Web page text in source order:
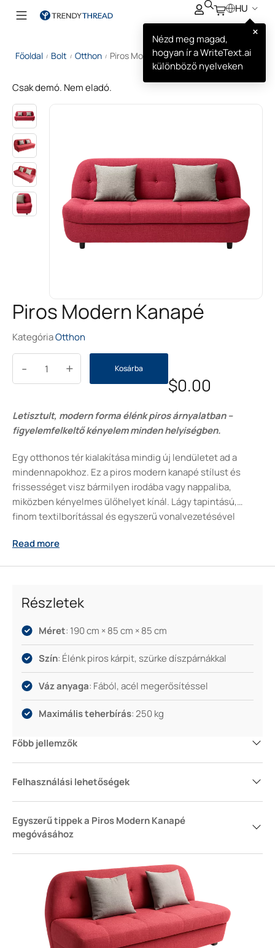
HU
×
Nézd meg magad,
hogyan ír a WriteText.ai
különböző nyelveken
Főoldal / Bolt / Otthon / Piros Modern Kanapé
Csak demó. Nem eladó.
Piros Modern Kanapé
KategóriaOtthon
+
- Kosárba
$0.00
Letisztult, modern forma élénk piros árnyalatban –
figyelemfelkeltő kényelem minden helyiségben.
Egy otthonos tér kialakítása mindig új lendületet ad a
mindennapokhoz. Ez a piros modern kanapé stílust és
frissességet visz bármilyen irodába vagy nappaliba,
miközben kényelmes ülőhelyet kínál. Lágy tapintású,
finom textilborítással és egyszerű vonalvezetésével
visszafogott díszpárna harmonikus egyensúlyt teremt, így
Read more
Részletek
Méret: 190 cm × 85 cm × 85 cm
Szín: Élénk piros kárpit, szürke díszpárnákkal
Váz anyaga: Fából, acél megerősítéssel
Maximális teherbírás: 250 kg
Főbb jellemzők
Felhasználási lehetőségek
Egyszerű tippek a Piros Modern Kanapé
megóvásához